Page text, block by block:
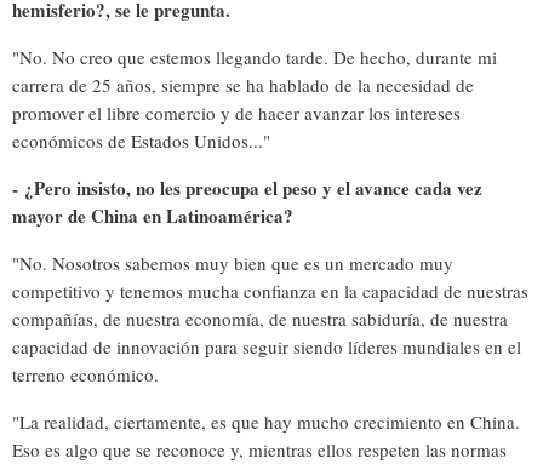
hemisferio?, se le pregunta.
"No. No creo que estemos llegando tarde. De hecho, durante mi
carrera de 25 años, siempre se ha hablado de la necesidad de
promover el libre comercio y de hacer avanzar los intereses
económicos de Estados Unidos..."
- ¿Pero insisto, no les preocupa el peso y el avance cada vez
mayor de China en Latinoamérica?
"No. Nosotros sabemos muy bien que es un mercado muy
competitivo y tenemos mucha confianza en la capacidad de nuestras
compañías, de nuestra economía, de nuestra sabiduría, de nuestra
capacidad de innovación para seguir siendo líderes mundiales en el
terreno económico.
"La realidad, ciertamente, es que hay mucho crecimiento en China.
Eso es algo que se reconoce y, mientras ellos respeten las normas